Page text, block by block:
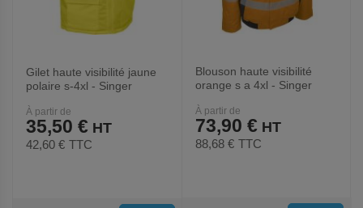
Gilet haute visibilité jaune
polaire s-4xl - Singer
À partir de
35,50 €
42,60 € TTC
Blouson haute visibilité
orange s a 4xl - Singer
À partir de
73,90 €
88,68 € TTC